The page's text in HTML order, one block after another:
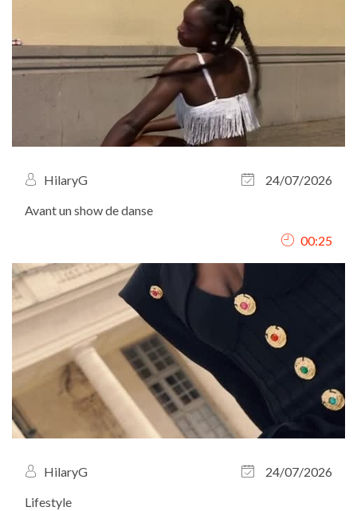
HilaryG
24/07/2026
Avant un show de danse
00:25
HilaryG
24/07/2026
Lifestyle